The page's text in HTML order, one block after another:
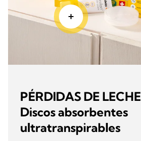
PÉRDIDAS DE LECHE
Discos absorbentes
ultratranspirables